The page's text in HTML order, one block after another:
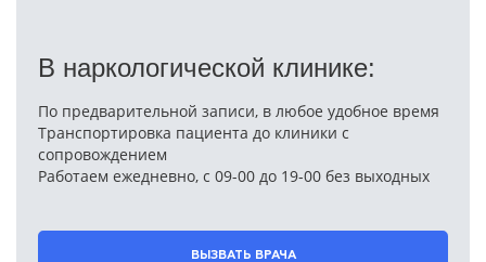
В наркологической клинике:
По предварительной записи, в любое удобное время
Транспортировка пациента до клиники с
сопровождением
Работаем ежедневно, с 09-00 до 19-00 без выходных
ВЫЗВАТЬ ВРАЧА